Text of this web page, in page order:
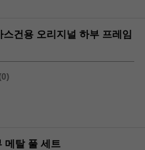
건용 오리지널 하부 프레임
(0)
메탈 풀 세트